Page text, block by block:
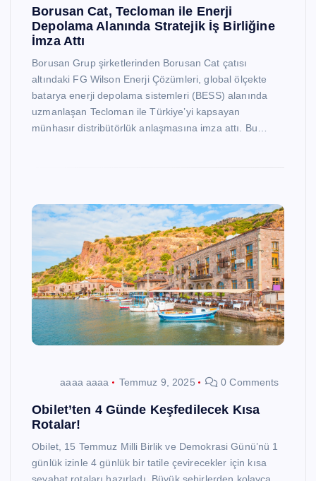
Borusan Cat, Tecloman ile Enerji
Depolama Alanında Stratejik İş Birliğine
İmza Attı
Borusan Grup şirketlerinden Borusan Cat çatısı
altındaki FG Wilson Enerji Çözümleri, global ölçekte
batarya enerji depolama sistemleri (BESS) alanında
uzmanlaşan Tecloman ile Türkiye’yi kapsayan
münhasır distribütörlük anlaşmasına imza attı. Bu…
aaaa aaaa Temmuz 9, 2025 0 Comments
Obilet’ten 4 Günde Keşfedilecek Kısa
Rotalar!
Obilet, 15 Temmuz Milli Birlik ve Demokrasi Günü’nü 1
günlük izinle 4 günlük bir tatile çevirecekler için kısa